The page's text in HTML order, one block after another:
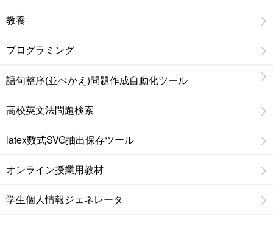
教養
プログラミング
語句整序(並べかえ)問題作成自動化ツール
高校英文法問題検索
latex数式SVG抽出保存ツール
オンライン授業用教材
学生個人情報ジェネレータ